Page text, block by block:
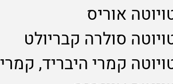
אוריס
סולרה קבריולט
קמרי היבריד, קמרי